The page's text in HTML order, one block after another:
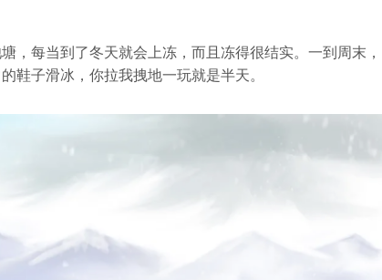
，每当到了冬天就会上冻，而且冻得很结实。一到周末，
鞋子滑冰，你拉我拽地一玩就是半天。